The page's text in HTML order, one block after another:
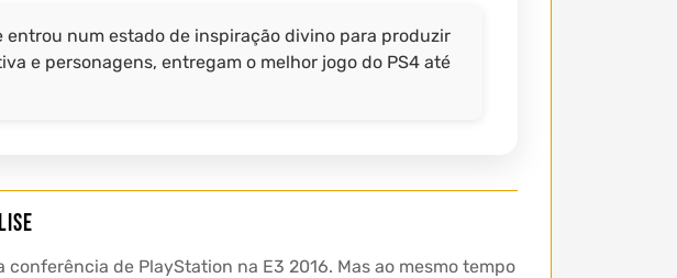
num estado de inspiração divino para produzir
e personagens, entregam o melhor jogo do PS4 até
de PlayStation na E3 2016. Mas ao mesmo tempo